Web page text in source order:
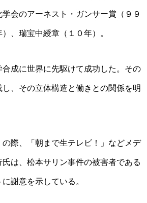
会のアーネスト・ガンサー賞（９９
、瑞宝中綬章（１０年）。
成に世界に先駆けて成功した。その
、その立体構造と働きとの関係を明
際、「朝まで生テレビ！」などメデ
は、松本サリン事件の被害者である
謝意を示している。